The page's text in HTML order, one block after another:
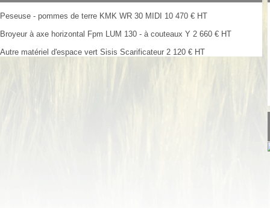
Peseuse - pommes de terre KMK WR 30 MIDI 10 470 € HT
Broyeur à axe horizontal Fpm LUM 130 - à couteaux Y 2 660 € HT
Autre matériel d'espace vert Sisis Scarificateur 2 120 € HT